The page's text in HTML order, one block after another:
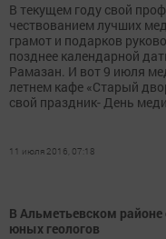
В текущем году свой
чествованием лучших
грамот и подарков
позднее календарной
Рамазан. И вот 9 июля
летнем кафе «Старый
свой праздник- День
11 июля 2016, 07:18
В Альметьевском районе
юных геологов